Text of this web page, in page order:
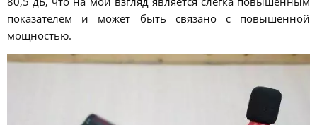
показателем и может быть связано с повышенной
мощностью.